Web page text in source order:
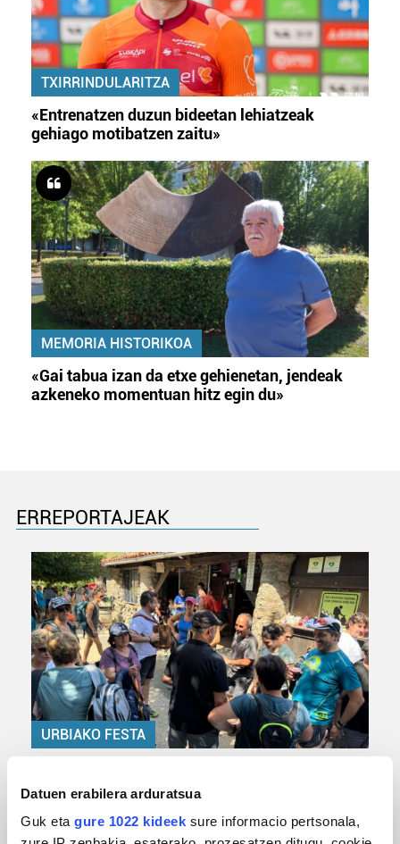
Datuen erabilera arduratsua
Guk eta gure 1022 kideek sure informacio pertsonala,
TXIRRINDULARITZA
«Entrenatzen duzun bideetan lehiatzeak
gehiago motibatzen zaitu»
MEMORIA HISTORIKOA
«Gai tabua izan da etxe gehienetan, jendeak
azkeneko momentuan hitz egin du»
ERREPORTAJEAK
URBIAKO FESTA